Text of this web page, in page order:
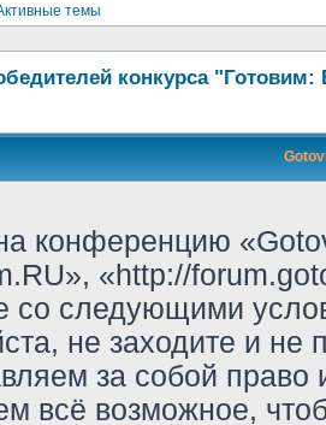
темы
конкурса
конференцию
«http://
со следующими
не заходите и
за собой право
всё возможное,